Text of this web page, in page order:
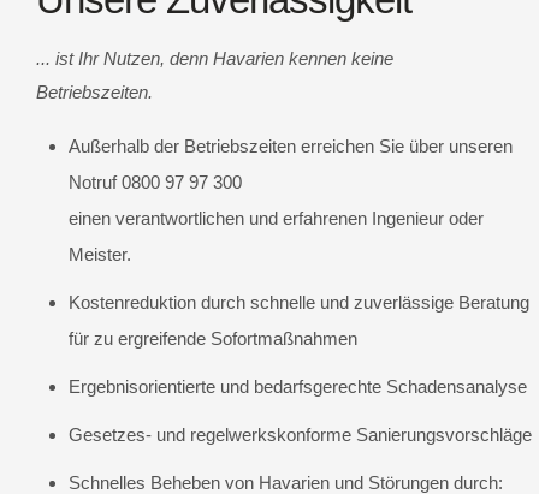
... ist Ihr Nutzen, denn Havarien kennen keine
Betriebszeiten.
Außerhalb der Betriebszeiten erreichen Sie über unseren
Notruf 0800 97 97 300
einen verantwortlichen und erfahrenen Ingenieur oder
Meister.
Kostenreduktion durch schnelle und zuverlässige Beratung
für zu ergreifende Sofortmaßnahmen
Ergebnisorientierte und bedarfsgerechte Schadensanalyse
Gesetzes- und regelwerkskonforme Sanierungsvorschläge
Schnelles Beheben von Havarien und Störungen durch: